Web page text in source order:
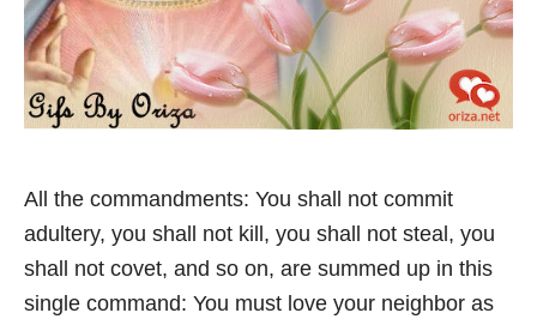
All the commandments: You shall not commit
adultery, you shall not kill, you shall not steal, you
shall not covet, and so on, are summed up in this
single command: You must love your neighbor as